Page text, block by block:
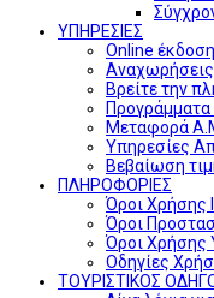
ΥΠΗΡΕΣΙΕΣ
Online
Αναχωρήσεις
Βρείτε την
Μεταφορά
Υπηρεσίες
Βεβαίωση
ΠΛΗΡΟΦΟΡΙΕΣ
Όροι Χρήσης
Όροι
Όροι
Οδηγίες
ΤΟΥΡΙΣΤΙΚΟΣ